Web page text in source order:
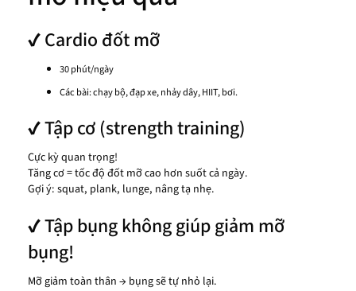
✔ Cardio đốt mỡ
30 phút/ngày
Các bài: chạy bộ, đạp xe, nhảy dây, HIIT, bơi.
✔ Tập cơ (strength training)
Cực kỳ quan trọng!
Tăng cơ = tốc độ đốt mỡ cao hơn suốt cả ngày.
Gợi ý: squat, plank, lunge, nâng tạ nhẹ.
✔ Tập bụng không giúp giảm mỡ
bụng!
Mỡ giảm toàn thân → bụng sẽ tự nhỏ lại.